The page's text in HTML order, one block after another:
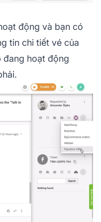
động và bạn có
tin chi tiết vé của
đang hoạt động